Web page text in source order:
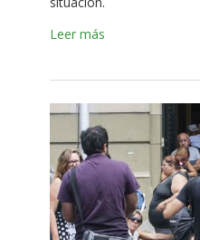
Leer más